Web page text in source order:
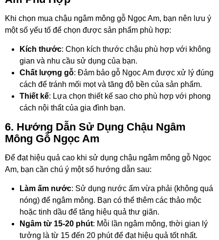
Khi chọn mua chậu ngâm mông gỗ Ngọc Am, bạn nên lưu ý
một số yếu tố để chọn được sản phẩm phù hợp:
Kích thước: Chọn kích thước chậu phù hợp với không
gian và nhu cầu sử dụng của bạn.
Chất lượng gỗ: Đảm bảo gỗ Ngọc Am được xử lý đúng
cách để tránh mối mọt và tăng độ bền của sản phẩm.
Thiết kế: Lựa chọn thiết kế sao cho phù hợp với phong
cách nội thất của gia đình bạn.
6. Hướng Dẫn Sử Dụng Chậu Ngâm
Mông Gỗ Ngọc Am
Để đạt hiệu quả cao khi sử dụng chậu ngâm mông gỗ Ngọc
Am, bạn cần chú ý một số hướng dẫn sau:
Làm ấm nước: Sử dụng nước ấm vừa phải (không quá
nóng) để ngâm mông. Bạn có thể thêm các thảo mộc
hoặc tinh dầu để tăng hiệu quả thư giãn.
Ngâm từ 15-20 phút: Mỗi lần ngâm mông, thời gian lý
tưởng là từ 15 đến 20 phút để đạt hiệu quả tốt nhất.